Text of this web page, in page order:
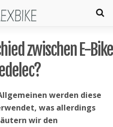
zwischen E-Bike
werden diese
was allerdings
wir den